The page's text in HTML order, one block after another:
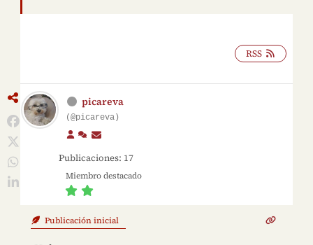
RSS
picareva
(@picareva)
Publicaciones: 17
Miembro destacado
Publicación inicial